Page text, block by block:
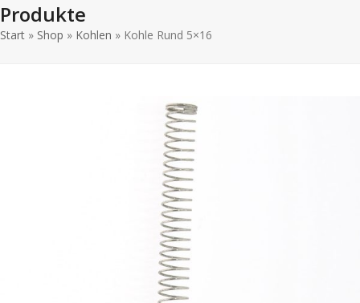
menu
menu
Produkte
Start » Shop » Kohlen » Kohle Rund 5×16